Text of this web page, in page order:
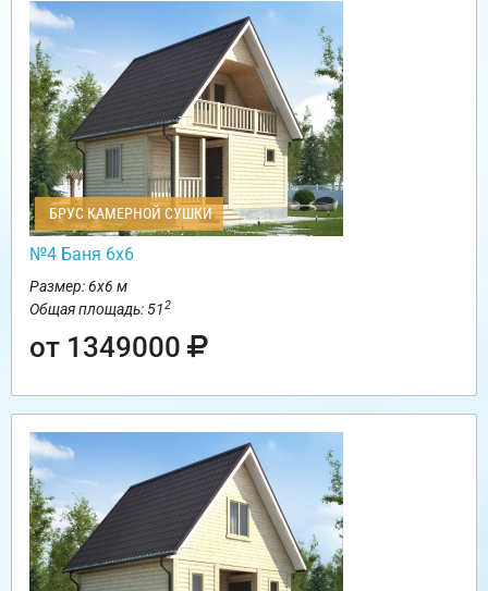
БРУС КАМЕРНОЙ СУШКИ
№4 Баня 6х6
Размер: 6х6 м
Общая площадь: 512
от 1349000